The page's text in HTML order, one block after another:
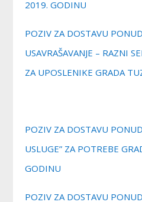
2019. GODINU
POZIV ZA DOSTAVU
USAVRAŠAVANJE – RAZNI
ZA UPOSLENIKE GRADA
POZIV ZA DOSTAVU
USLUGE” ZA POTREBE
GODINU
POZIV ZA DOSTAVU